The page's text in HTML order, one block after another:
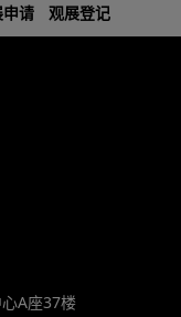
请 观展登记
A座37楼